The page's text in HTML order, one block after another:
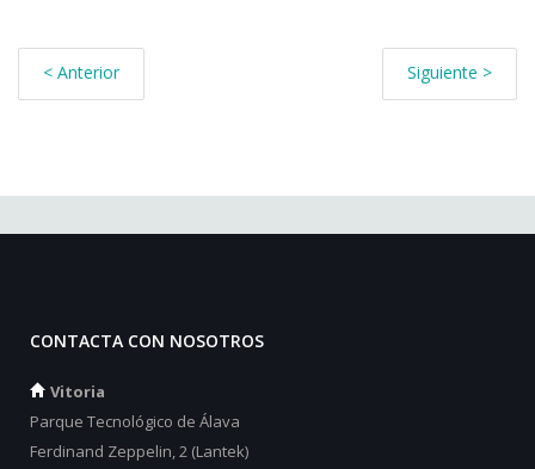
< Anterior Siguiente >
CONTACTA CON NOSOTROS
Vitoria
Parque Tecnológico de Álava
Ferdinand Zeppelin, 2 (Lantek)